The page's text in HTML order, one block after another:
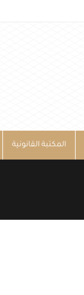
المكتبة القانونية